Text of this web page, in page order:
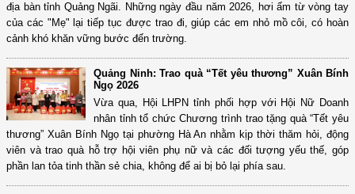
địa bàn tỉnh Quảng Ngãi. Những ngày đầu năm 2026, hơi ấm từ vòng tay
của các "Mẹ" lại tiếp tục được trao đi, giúp các em nhỏ mồ côi, có hoàn
cảnh khó khăn vững bước đến trường.
Quảng Ninh: Trao quà “Tết yêu thương” Xuân Bính
Ngọ 2026
Vừa qua, Hội LHPN tỉnh phối hợp với Hội Nữ Doanh
nhân tỉnh tổ chức Chương trình trao tặng quà “Tết yêu
thương” Xuân Bính Ngọ tại phường Hà An nhằm kịp thời thăm hỏi, động
viên và trao quà hỗ trợ hội viên phụ nữ và các đối tượng yếu thế, góp
phần lan tỏa tinh thần sẻ chia, không để ai bị bỏ lại phía sau.